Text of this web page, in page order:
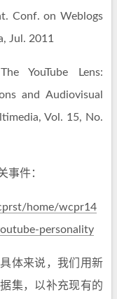
Conf. on Weblogs
Jul. 2011
YouTube Lens:
and Audiovisual
Vol. 15, No.
事件：
home/wcpr14
personality
体来说，我们用新
集，以补充现有的